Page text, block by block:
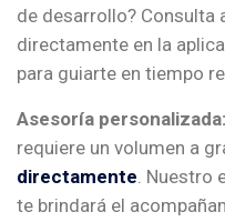
de desarrollo? Consulta
directamente en la
para guiarte en tiempo
Asesoría personalizada:
requiere un volumen a
directamente. Nuestro
te brindará el